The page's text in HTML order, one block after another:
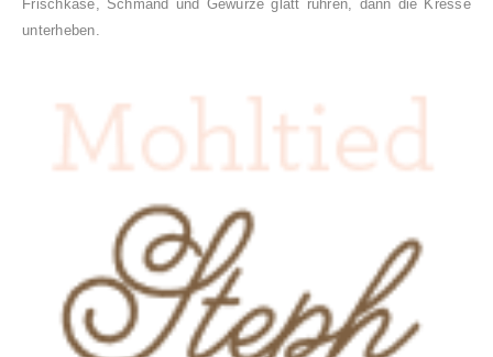
Frischkäse, Schmand und Gewürze glatt rühren, dann die Kresse
unterheben.